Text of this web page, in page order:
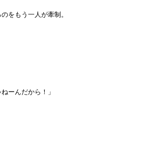
をもう一人が牽制。
ーんだから！」